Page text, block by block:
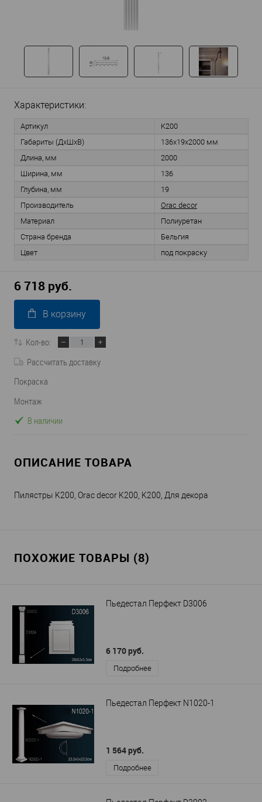
Характеристики:
Артикул
K200
Габариты (ДхШхВ)
136х19х2000 мм
Длина, мм
2000
Ширина, мм
136
Глубина, мм
19
Производитель
Orac decor
Материал
Полиуретан
Страна бренда
Бельгия
Цвет
под покраску
6 718 руб.
В корзину
Кол-во:
Рассчитать доставку
Покраска
Монтаж
В наличии
ОПИСАНИЕ ТОВАРА
Пилястры K200, Orac decor K200, K200, Для декора
ПОХОЖИЕ ТОВАРЫ (8)
Пьедестал Перфект D3006
6 170 руб.
Подробнее
Пьедестал Перфект N1020-1
1 564 руб.
Подробнее